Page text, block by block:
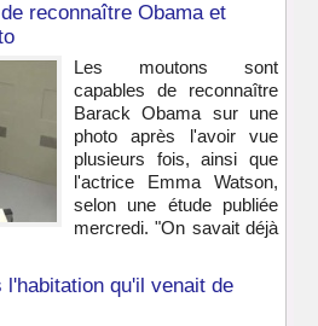
reconnaître Obama et
Les moutons sont
capables de reconnaître
Barack Obama sur une
photo après l'avoir vue
plusieurs fois, ainsi que
l'actrice Emma Watson,
selon une étude publiée
mercredi. "On savait déjà
l'habitation qu'il venait de